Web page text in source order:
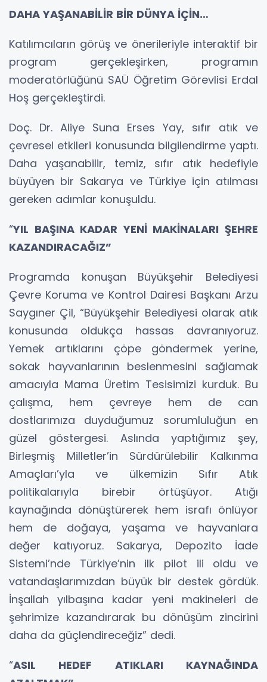
DAHA YAŞANABİLİR BİR DÜNYA İÇİN…
Katılımcıların görüş ve önerileriyle interaktif bir
program gerçekleşirken, programın
moderatörlüğünü SAÜ Öğretim Görevlisi Erdal
Hoş gerçekleştirdi.
Doç. Dr. Aliye Suna Erses Yay, sıfır atık ve
çevresel etkileri konusunda bilgilendirme yaptı.
Daha yaşanabilir, temiz, sıfır atık hedefiyle
büyüyen bir Sakarya ve Türkiye için atılması
gereken adımlar konuşuldu.
“YIL BAŞINA KADAR YENİ MAKİNALARI ŞEHRE
KAZANDIRACAĞIZ”
Programda konuşan Büyükşehir Belediyesi
Çevre Koruma ve Kontrol Dairesi Başkanı Arzu
Saygıner Çil, “Büyükşehir Belediyesi olarak atık
konusunda oldukça hassas davranıyoruz.
Yemek artıklarını çöpe göndermek yerine,
sokak hayvanlarının beslenmesini sağlamak
amacıyla Mama Üretim Tesisimizi kurduk. Bu
çalışma, hem çevreye hem de can
dostlarımıza duyduğumuz sorumluluğun en
güzel göstergesi. Aslında yaptığımız şey,
Birleşmiş Milletler’in Sürdürülebilir Kalkınma
Amaçları’yla ve ülkemizin Sıfır Atık
politikalarıyla birebir örtüşüyor. Atığı
kaynağında dönüştürerek hem israfı önlüyor
hem de doğaya, yaşama ve hayvanlara
değer katıyoruz. Sakarya, Depozito İade
Sistemi’nde Türkiye’nin ilk pilot ili oldu ve
vatandaşlarımızdan büyük bir destek gördük.
İnşallah yılbaşına kadar yeni makineleri de
şehrimize kazandırarak bu dönüşüm zincirini
daha da güçlendireceğiz” dedi.
“ASIL HEDEF ATIKLARI KAYNAĞINDA